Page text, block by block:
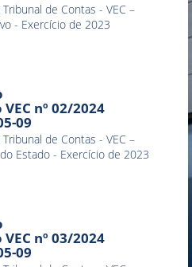
de Contas - VEC –
- Exercício de 2023
nº 02/2024
09
de Contas - VEC –
Estado - Exercício de 2023
nº 03/2024
09